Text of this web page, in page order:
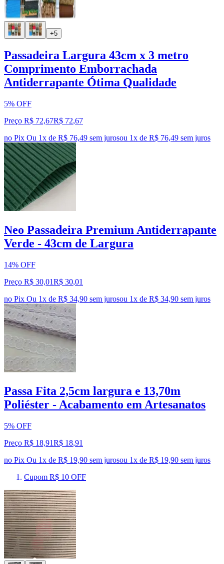
+5
Passadeira Largura 43cm x 3 metro
Comprimento Emborrachada
Antiderrapante Ótima Qualidade
5% OFF
Preço R$ 72,67R$ 72,67
no Pix Ou 1x de R$ 76,49 sem jurosou 1x de R$ 76,49 sem juros
Neo Passadeira Premium Antiderrapante
Verde - 43cm de Largura
14% OFF
Preço R$ 30,01R$ 30,01
no Pix Ou 1x de R$ 34,90 sem jurosou 1x de R$ 34,90 sem juros
Passa Fita 2,5cm largura e 13,70m
Poliéster - Acabamento em Artesanatos
5% OFF
Preço R$ 18,91R$ 18,91
no Pix Ou 1x de R$ 19,90 sem jurosou 1x de R$ 19,90 sem juros
Cupom R$ 10 OFF